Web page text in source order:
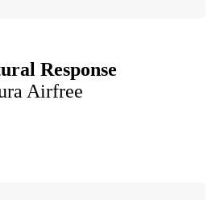
Response
Airfree